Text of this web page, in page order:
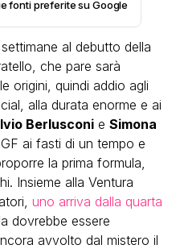
fonti preferite su Google
al debutto della
che pare sarà
origini, quindi addio agli
alla durata enorme e ai
Berlusconi e Simona
ai fasti di un tempo e
la prima formula,
Insieme alla Ventura
uno arriva dalla quarta
dovrebbe essere
avvolto dal mistero il